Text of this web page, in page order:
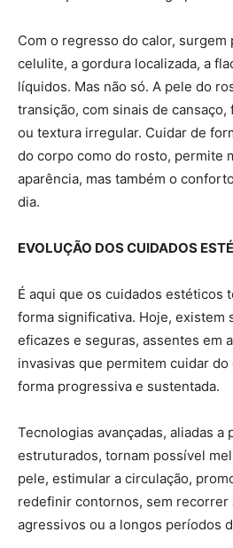
Com o regresso do calor, surgem
celulite, a gordura localizada, a
líquidos. Mas não só. A pele do
transição, com sinais de
ou textura irregular. Cuidar de
do corpo como do rosto, permite
aparência, mas também o
dia.
EVOLUÇÃO DOS CUIDADOS
É aqui que os cuidados estéticos
forma significativa. Hoje, existem
eficazes e seguras, assentes em
invasivas que permitem cuidar
forma progressiva e sustentada.
Tecnologias avançadas, aliadas a
estruturados, tornam possível
pele, estimular a circulação,
redefinir contornos, sem recorrer
agressivos ou a longos períodos